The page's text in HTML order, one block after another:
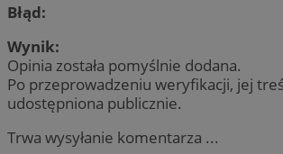
Błąd:
Wynik:
Opinia została pomyślnie dodana.
Po przeprowadzeniu weryfikacji, jej
udostępniona publicznie.
Trwa wysyłanie komentarza ...